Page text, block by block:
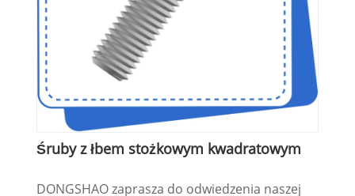
Śruby z łbem stożkowym kwadratowym
DONGSHAO zaprasza do odwiedzenia naszej